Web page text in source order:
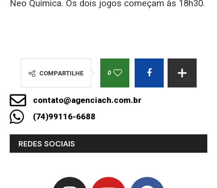
Neo Química. Os dois jogos começam às 18h30.
COMPARTILHE 0
contato@agenciach.com.br
(74)99116-6688
REDES SOCIAIS